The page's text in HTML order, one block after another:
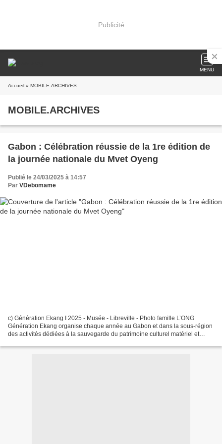
Publicité
MENU
Accueil » MOBILE.ARCHIVES
MOBILE.ARCHIVES
Gabon : Célébration réussie de la 1re édition de
la journée nationale du Mvet Oyeng
Publié le 24/03/2025 à 14:57
Par VDebomame
c) Génération Ekang I 2025 - Musée - Libreville - Photo famille L’ONG
Génération Ekang organise chaque année au Gabon et dans la sous-région
des activités dédiées à la sauvegarde du patrimoine culturel matériel et